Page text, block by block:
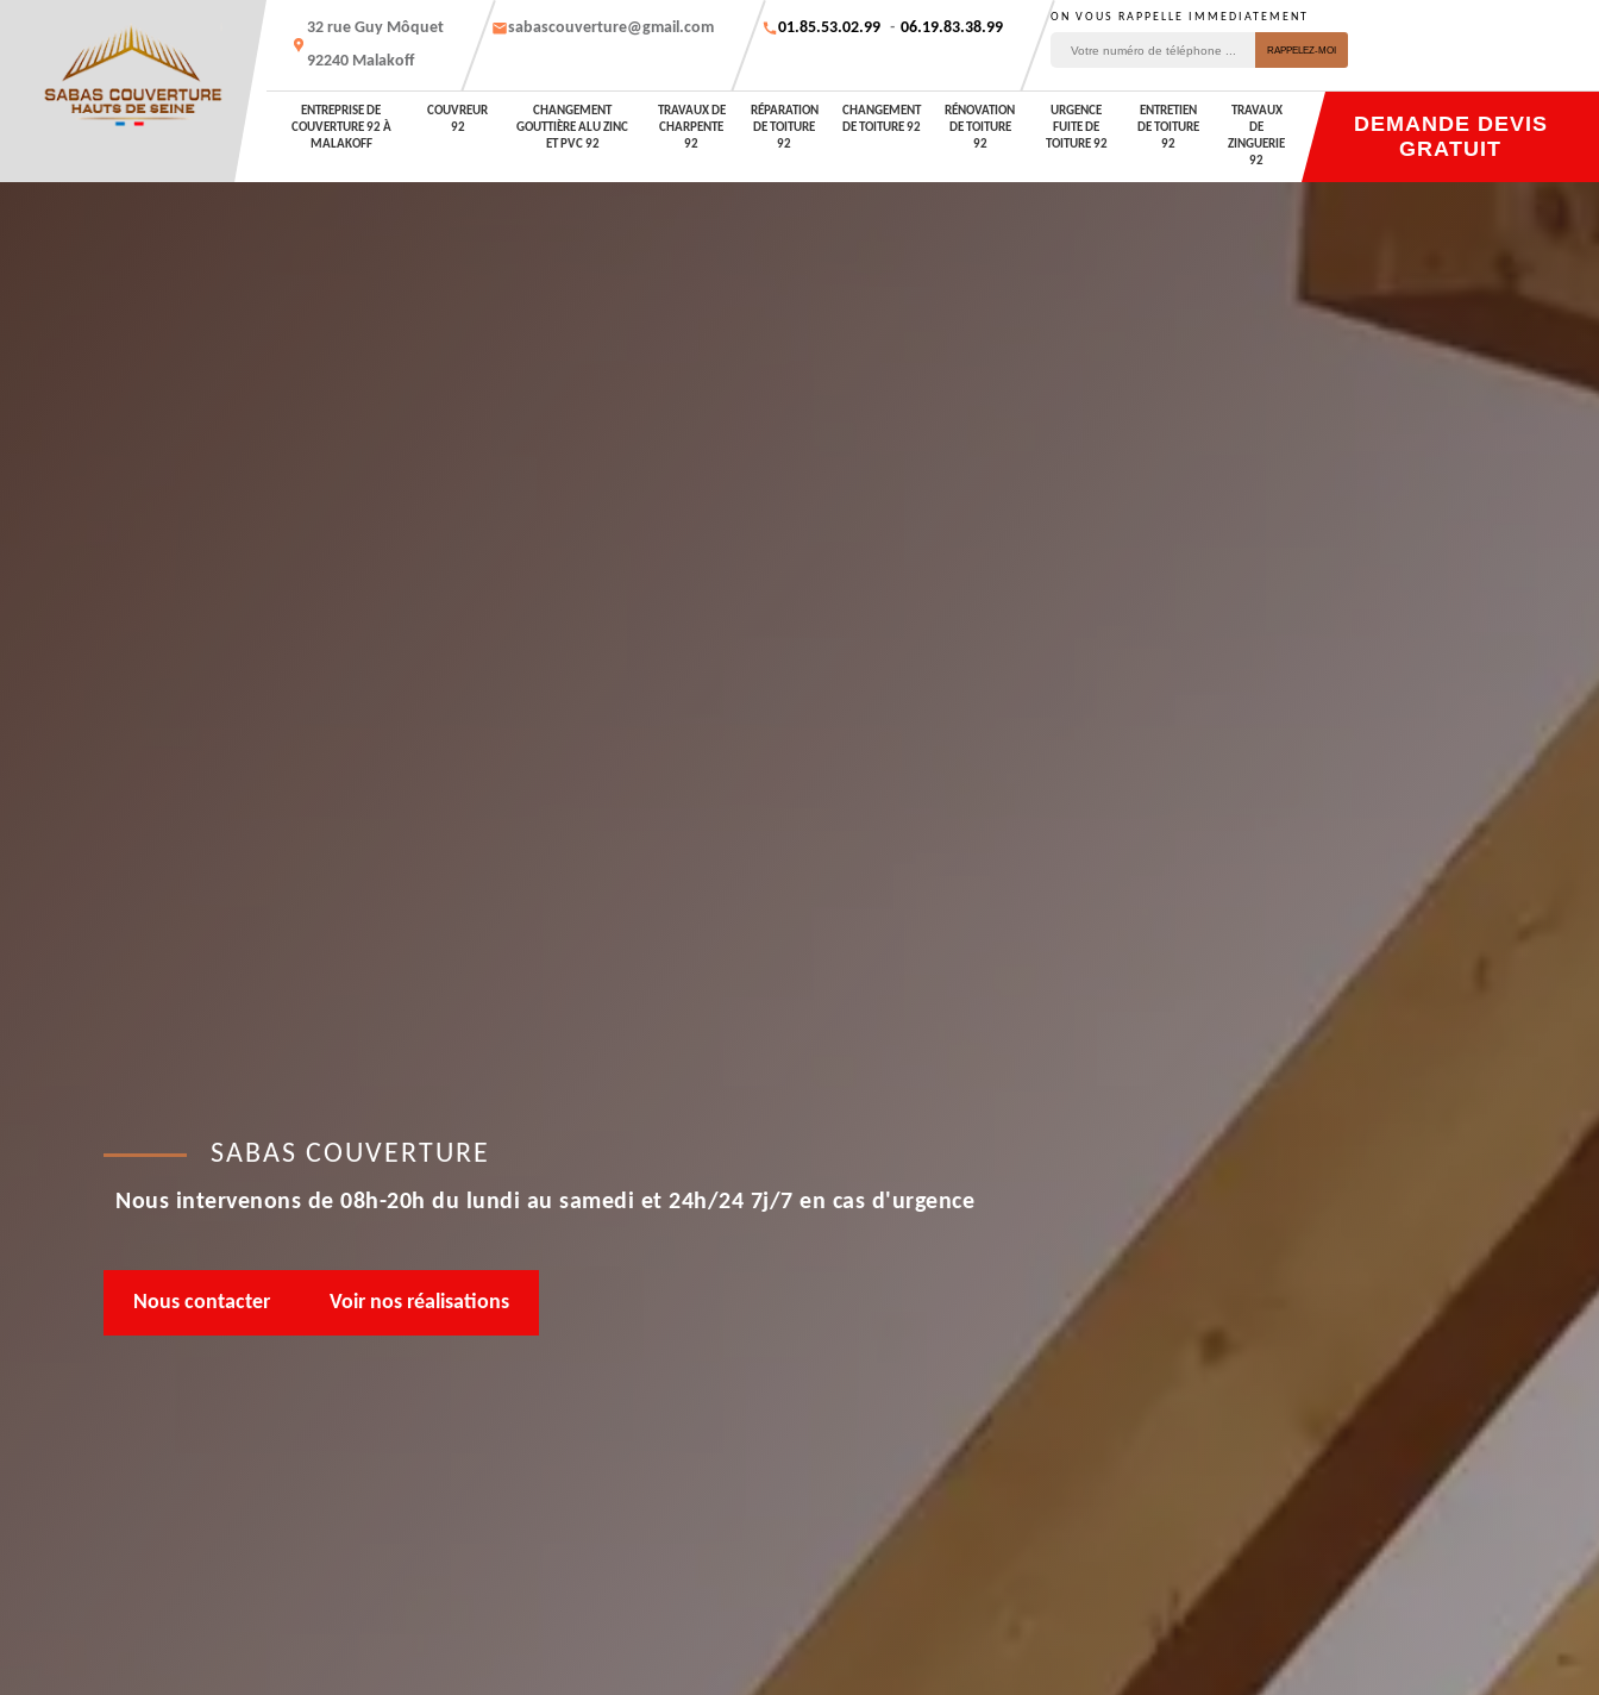
32 rue Guy Môquet
92240 Malakoff
sabascouverture@gmail.com 01.85.53.02.99 - 06.19.83.38.99
ON VOUS RAPPELLE IMMEDIATEMENT
ENTREPRISE DE
COUVERTURE 92 À
MALAKOFF
COUVREUR
92
CHANGEMENT
GOUTTIÈRE ALU ZINC
ET PVC 92
TRAVAUX DE
CHARPENTE
92
RÉPARATION
DE TOITURE
92
CHANGEMENT
DE TOITURE 92
RÉNOVATION
DE TOITURE
92
URGENCE
FUITE DE
TOITURE 92
ENTRETIEN
DE TOITURE
92
TRAVAUX
DE
ZINGUERIE
92
DEMANDE DEVIS
GRATUIT
SABAS COUVERTURE
Nous intervenons de 08h-20h du lundi au samedi et 24h/24 7j/7 en cas d'urgence
Nous contacter Voir nos réalisations